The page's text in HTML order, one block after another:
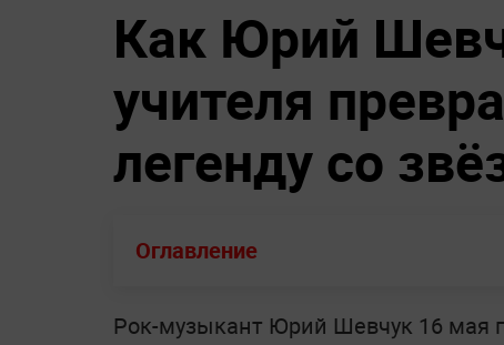
Как Юрий
учителя
легенду со
Оглавление
Рок-музыкант Юрий Шевчук 16 мая